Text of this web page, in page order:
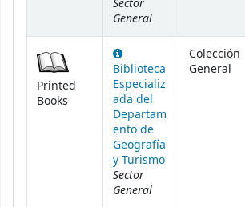
General
Printed
Books
Biblioteca
Especializ
ada del
Departam
ento de
Geografía
y Turismo
Sector
General
Colección
General